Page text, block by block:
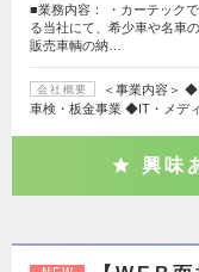
■業務内容： ・カーテック
る当社にて、希少車や名車
販売車輌の納…
会社概要
＜事業内容＞
車検・板金事業 ◆IT・メデ
興味